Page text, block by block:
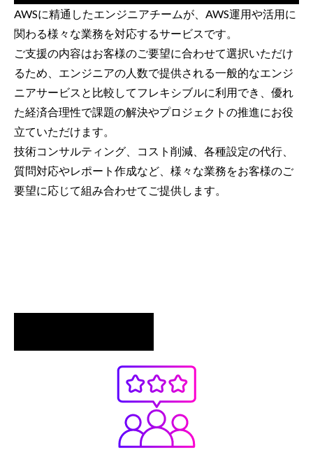
AWSに精通したエンジニアチームが、AWS運用や活用に
関わる様々な業務を対応するサービスです。
ご支援の内容はお客様のご要望に合わせて選択いただけ
るため、エンジニアの人数で提供される一般的なエンジ
ニアサービスと比較してフレキシブルに利用でき、優れ
た経済合理性で課題の解決やプロジェクトの推進にお役
立ていただけます。
技術コンサルティング、コスト削減、各種設定の代行、
質問対応やレポート作成など、様々な業務をお客様のご
要望に応じて組み合わせてご提供します。